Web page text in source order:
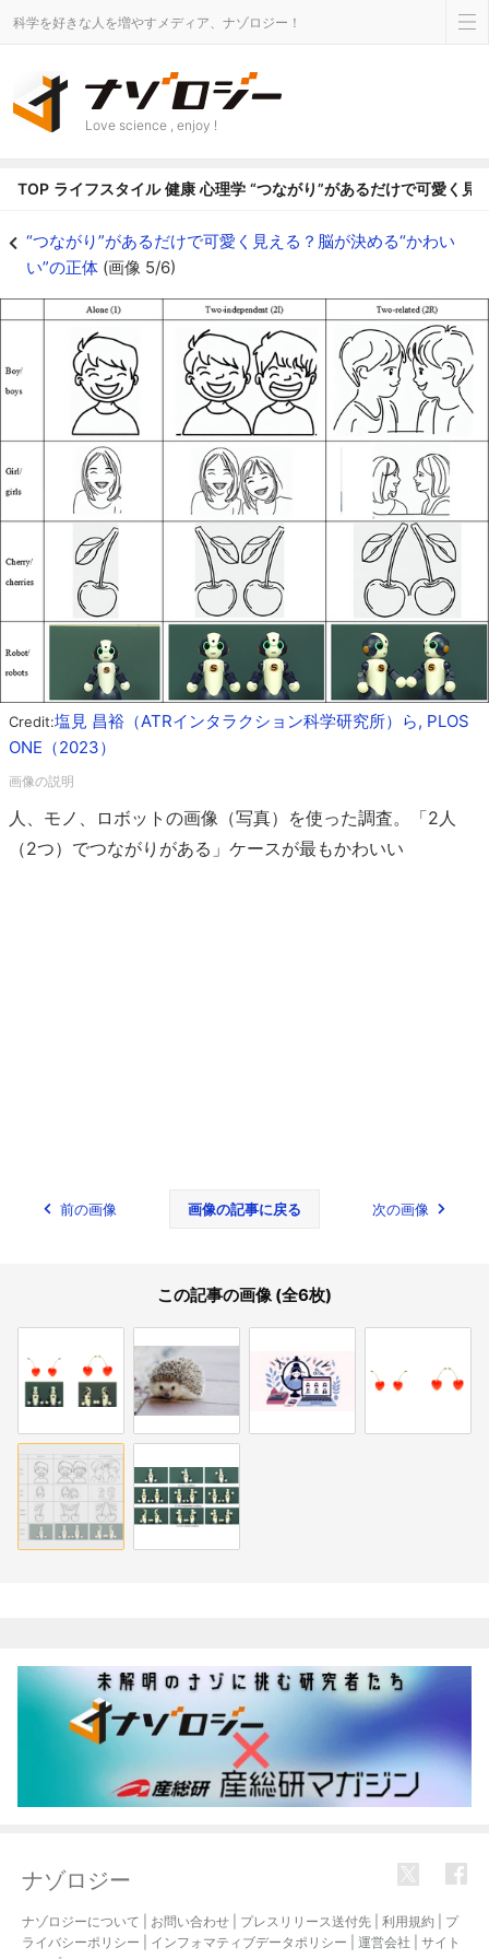
科学を好きな人を増やすメディア、ナゾロジー！
Love science , enjoy !
TOP ライフスタイル 健康 心理学 “つながり”があるだけで可愛く見
“つながり”があるだけで可愛く見える？脳が決める“かわい
い”の正体 (画像 5/6)
Credit:塩見 昌裕（ATRインタラクション科学研究所）ら, PLOS
ONE（2023）
人、モノ、ロボットの画像（写真）を使った調査。「2人
（2つ）でつながりがある」ケースが最もかわいい
前の画像 画像の記事に戻る 次の画像
この記事の画像 (全6枚)
ナゾロジー
ナゾロジーについて お問い合わせ プレスリリース送付先 利用規約
プ
ライバシーポリシー
インフォマティブデータポリシー 運営会社
サイト